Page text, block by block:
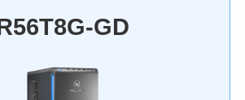
GD